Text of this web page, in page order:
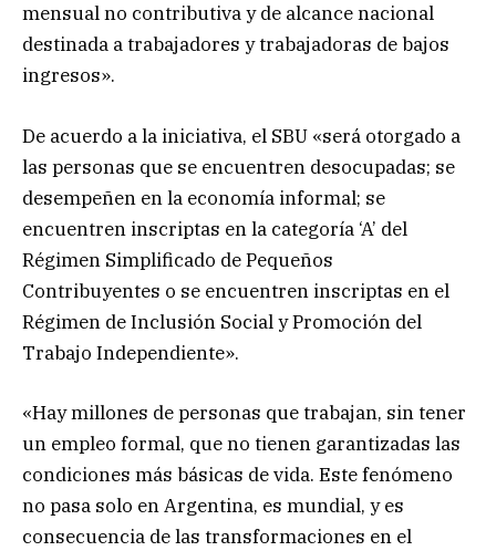
mensual no contributiva y de alcance nacional
destinada a trabajadores y trabajadoras de bajos
ingresos».
De acuerdo a la iniciativa, el SBU «será otorgado a
las personas que se encuentren desocupadas; se
desempeñen en la economía informal; se
encuentren inscriptas en la categoría ‘A’ del
Régimen Simplificado de Pequeños
Contribuyentes o se encuentren inscriptas en el
Régimen de Inclusión Social y Promoción del
Trabajo Independiente».
«Hay millones de personas que trabajan, sin tener
un empleo formal, que no tienen garantizadas las
condiciones más básicas de vida. Este fenómeno
no pasa solo en Argentina, es mundial, y es
consecuencia de las transformaciones en el